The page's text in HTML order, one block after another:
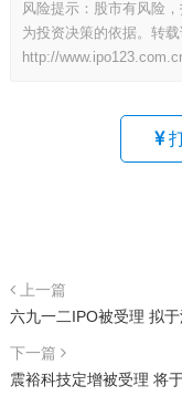
风险提示：股市有风险
为投资决策的依据。转载
http://
上一篇
六九一二IPO被受理 拟
下一篇
震裕科技定增被受理 将